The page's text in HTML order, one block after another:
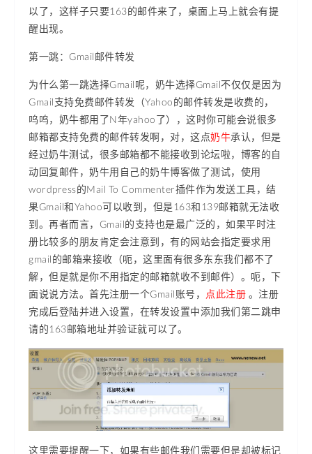
以了，这样子只要163的邮件来了，桌面上马上就会有提
醒出现。
第一跳：Gmail邮件转发
为什么第一跳选择Gmail呢，奶牛选择Gmail不仅仅是因为
Gmail支持免费邮件转发（Yahoo的邮件转发是收费的，
呜呜，奶牛都用了N年yahoo了），这时你可能会说很多
邮箱都支持免费的邮件转发啊，对，这点奶牛承认，但是
经过奶牛测试，很多邮箱都不能接收到论坛啦，博客的自
动回复邮件，奶牛用自己的奶牛博客做了测试，使用
wordpress的Mail To Commenter插件作为发送工具，结
果Gmail和Yahoo可以收到，但是163和139邮箱就无法收
到。再者而言，Gmail的支持也是最广泛的，如果平时注
册比较多的朋友肯定会注意到，有的网站会指定要求用
gmail的邮箱来接收（呃，这里面有很多东东我们都不了
解，但是就是你不用指定的邮箱就收不到邮件）。呃，下
面说说方法。首先注册一个Gmail账号，
点此注册 。注册
完成后登陆并进入设置，在转发设置中添加我们第二跳申
请的163邮箱地址并验证就可以了。
这里需要提醒一下，如果有些邮件我们需要但是却被标记